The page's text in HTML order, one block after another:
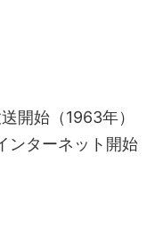
開始（1963年）
ンターネット開始